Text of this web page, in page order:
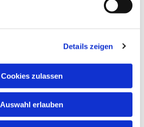
Details zeigen
Cookies zulassen
Auswahl erlauben